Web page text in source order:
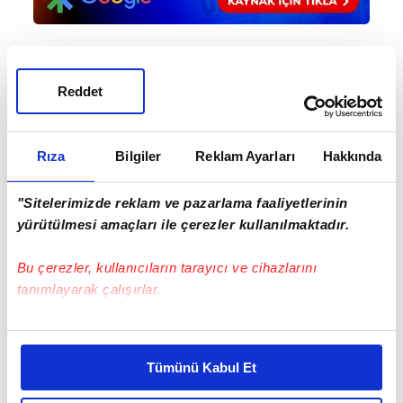
Rıza Bilgiler Reklam Ayarları Hakkında
"Sitelerimizde reklam ve pazarlama faaliyetlerinin
yürütülmesi amaçları ile çerezler kullanılmaktadır.
Bu çerezler, kullanıcıların tarayıcı ve cihazlarını
tanımlayarak çalışırlar.
Bu çerezlere izin vermeniz halinde sizlere özel
daha iyi reklam deneyimi yaşatabiliriz. Bunu yaparken
amacımızın size daha iyi bir reklam deneyimi sunmak
Tümünü Kabul Et
Reddet
Ahmet Fettah Akkuş - Editör
#REAL MADRİD #ALVARO ARBELOA
EN ÇOK OKUNANLAR